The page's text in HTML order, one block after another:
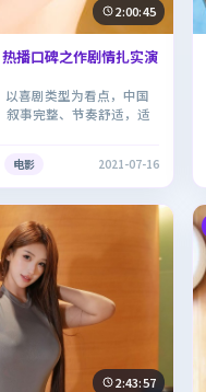
2:00:45
播口碑之作剧情扎实演
以喜剧类型为看点，中国
叙事完整、节奏舒适，适
电影 2021-07-16
2:43:57